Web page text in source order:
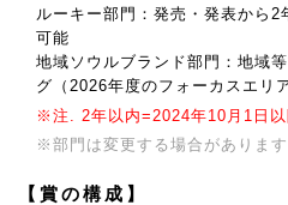
ルーキー部門：発売・発表から2
可能
地域ソウルブランド部門：地域
グ（2026年度のフォーカスエリ
※注. 2年以内=2024年10月1日以
※部門は変更する場合があります
【賞の構成】